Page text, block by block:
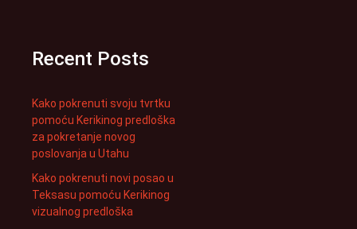
Recent Posts
Kako pokrenuti svoju tvrtku
pomoću Kerikinog predloška
za pokretanje novog
poslovanja u Utahu
Kako pokrenuti novi posao u
Teksasu pomoću Kerikinog
vizualnog predloška